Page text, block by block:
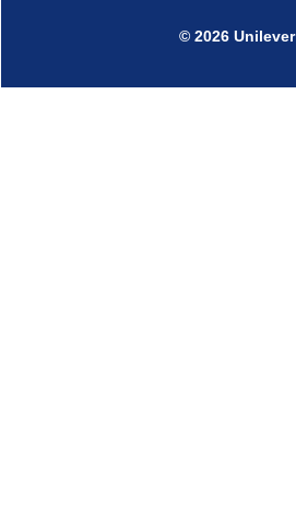
© 2026 Unilever